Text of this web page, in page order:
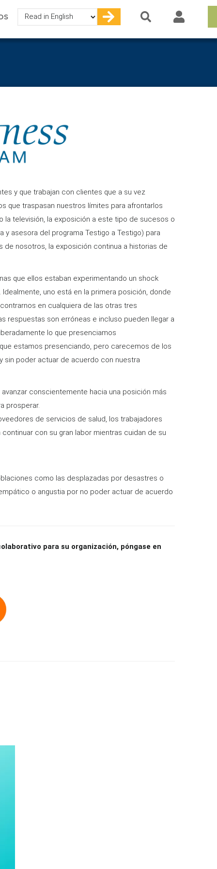
Select
your
y que trabajan con clientes que a su vez
que traspasan nuestros límites para afrontarlos
televisión, la exposición a este tipo de sucesos o
asesora del programa Testigo a Testigo) para
nosotros, la exposición continua a historias de
que ellos estaban experimentando un shock
uno está en la primera posición, donde
en cualquiera de las otras tres
respuestas son erróneas e incluso pueden llegar a
lo que presenciamos
estamos presenciando, pero carecemos de los
sin poder actuar de acuerdo con nuestra
conscientemente hacia una posición más
prosperar.
de servicios de salud, los trabajadores
con su gran labor mientras cuidan de su
como las desplazadas por desastres o
o angustia por no poder actuar de acuerdo
para su organización, póngase en